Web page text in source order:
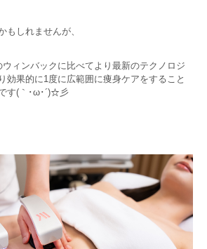
もしれませんが、
ィンバックに比べてより最新のテクノロジ
効果的に1度に広範囲に痩身ケアをすること
す(｀･ω･´)☆彡